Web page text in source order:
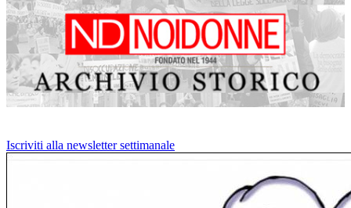
Iscriviti alla newsletter settimanale